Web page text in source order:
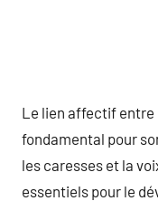
Le lien affectif entre
fondamental pour
les caresses et la
essentiels pour le